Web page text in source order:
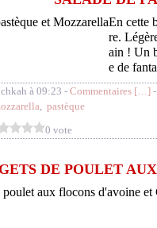
En cette
re.
ain ! Un
e de
à 09:23 - Commentaires […]
, pastèque
0 vote
DE POULET